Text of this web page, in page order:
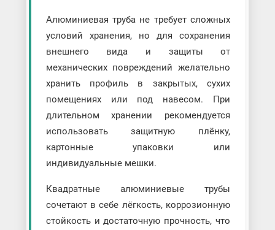
Алюминиевая труба не требует сложных
условий хранения, но для сохранения
внешнего вида и защиты от
механических повреждений желательно
хранить профиль в закрытых, сухих
помещениях или под навесом. При
длительном хранении рекомендуется
использовать защитную плёнку,
картонные упаковки или
индивидуальные мешки.
Квадратные алюминиевые трубы
сочетают в себе лёгкость, коррозионную
стойкость и достаточную прочность, что